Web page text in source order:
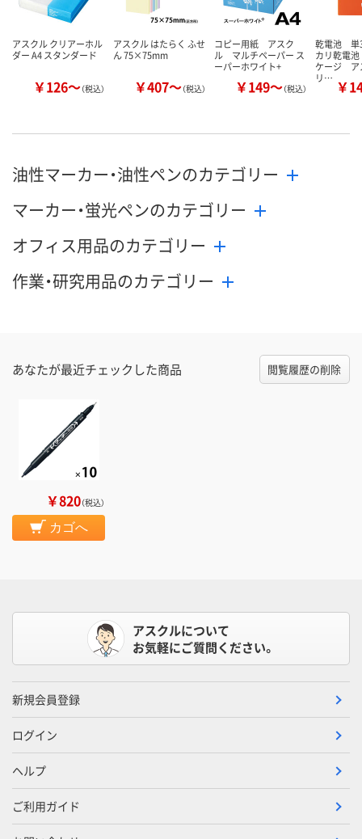
アスクル クリアーホル
ダー A4 スタンダード
￥126～（税込）
アスクル はたらく ふせ
ん 75×75mm
￥407～（税込）
コピー用紙 アスク
ル マルチペーパー ス
ーパーホワイト+
￥149～（税込）
乾電池
カリ乾電
ケージ ア
リ… ￥
油性マーカー・油性ペンのカテゴリー
マーカー・蛍光ペンのカテゴリー
オフィス用品のカテゴリー
作業・研究用品のカテゴリー
あなたが最近チェックした商品 閲覧履歴の削除
￥820（税込）
カゴへ
アスクルについて
お気軽にご質問ください。
新規会員登録
ログイン
ヘルプ
ご利用ガイド